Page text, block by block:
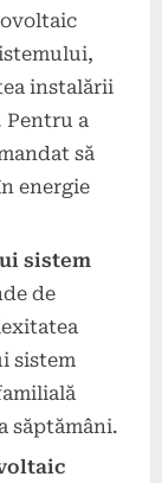
instalării
Pentru a
să
energie
sistem
de
sistem
săptămâni.